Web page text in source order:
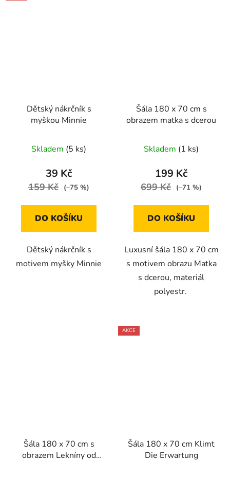
Dětský nákrčník s
myškou Minnie
Skladem (5 ks)
39 Kč
159 Kč (–75 %)
DO KOŠÍKU
Dětský nákrčník s
motivem myšky Minnie
Šála 180 x 70 cm s
obrazem matka s dcerou
Skladem (1 ks)
199 Kč
699 Kč (–71 %)
DO KOŠÍKU
Luxusní šála 180 x 70 cm
s motivem obrazu Matka
s dcerou, materiál
polyestr.
Šála 180 x 70 cm s
obrazem Lekníny od
AKCE
Šála 180 x 70 cm Klimt
Die Erwartung